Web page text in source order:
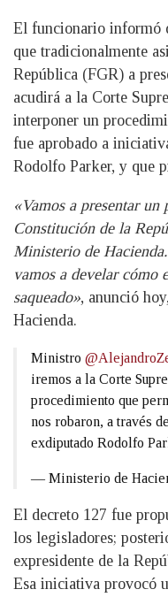
El funcionario informó
que tradicionalmente
República (FGR) a
acudirá a la Corte
interponer un
fue aprobado a
Rodolfo Parker, y que
«Vamos a presentar
Constitución de la
Ministerio de
vamos a develar cómo
saqueado», anunció
Hacienda.
Ministro
iremos a la Corte
procedimiento que
nos robaron, a través
exdiputado Rodolfo
— Ministerio de
El decreto 127 fue
los legisladores;
expresidente de la
Esa iniciativa provocó